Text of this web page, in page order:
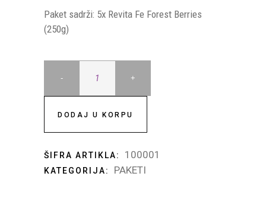
Paket sadrži: 5x Revita Fe Forest Berries
(250g)
PAKET
Šumska
DODAJ U KORPU
ŠIFRA ARTIKLA: 100001
KATEGORIJA: PAKETI